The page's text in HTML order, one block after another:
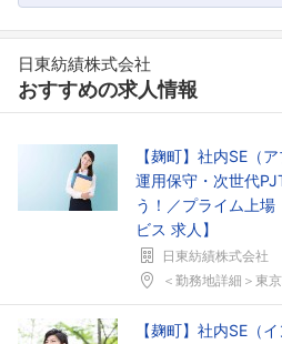
日東紡績株式会社
おすすめの求人情報
【麹町】社内SE（
運用保守・次世代
う！／プライム上
ビス 求人】
日東紡績株式会社
＜勤務地詳細＞東京本
【麹町】社内SE（